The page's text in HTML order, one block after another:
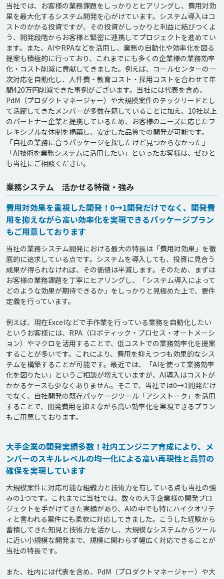
当社では、お客様の業務課題をしっかりとヒアリングし、費用対効
果を最大化するシステム開発を心がけています。システム導入はコ
ストのかかる投資ですが、その投資がしっかりと利益に結びつくよ
う、開発段階からお客様と緊密に連携してプロジェクトを進めてい
ます。また、AIやRPAなどを活用し、業務の自動化や効率化を図る
提案も積極的に行っており、これまでにも多くの企業様の業務効率
化・コスト削減に貢献してきました。例えば、コールセンターの一
次対応を自動化し、人件費・教育コスト・採用コストを合わせて年
間420万円削減できた事例がございます。当社には代表を含め、
PdM（プロダクトマネージャー）や大規模案件のテックリードとし
て活躍してきたメンバーが多数在籍していることに加え、10社以上
のパートナー企業と提携しているため、お客様のニーズに応じたフ
レキシブルな体制を構築し、安定した品質での開発が可能です。
「自社の業務に合うパッケージを探したけど見つからなかった」
「AI技術を業務システムに活用したい」といったお客様は、ぜひと
業務システム 活かせる特徴・強み
費用対効果を重視した開発！0→1開発だけでなく、開発費
用を抑えながら高い効率化を実現できるパッケージプラン
もご用意しております
当社の業務システム開発における最大の特長は「費用対効果」を徹
底的に追求している点です。システムを導入しても、投資に見合う
成果が得られなければ、その価値は半減します。そのため、まずは
お客様の業務課題を丁寧にヒアリングし、「システム導入によって
どのような効果が期待できるか」をしっかりと見極めた上で、要件
定義を行っています。
例えば、現在Excelなどで手作業を行っている業務を自動化したい
というお客様には、RPA（ロボティック・プロセス・オートメーシ
ョン）やマクロを活用することで、低コストでの業務効率化を提案
することが多いです。これにより、費用を抑えつつも効果的なシス
テムを構築することが可能です。最近では、「AIを使って業務効率
化を図りたい」というご相談が増えていますが、AI導入はコストが
かかるケースも少なくありません。そこで、当社では0→1開発だけ
でなく、自社開発の既存パッケージツール「アシストーク」を活用
することで、開発費用を抑えながら高い効率化を実現できるプラン
大手企業の開発実績多数！社内エンジニア育成により、メ
ンバーのスキルレベルの均一化による高い再現性と品質の
確保を実現しています
大規模案件に対応可能な組織力と技術力を有している点も当社の強
みの1つです。これまでに当社では、数々の大手企業様の開発プロ
ジェクトを手がけてきた実績があり、AIの中でも特にハイクオリテ
ィと言われる案件にも柔軟に対応してきました。こうした経験から
蓄積してきた知見と技術力を活かし、大規模なシステムからツール
に近い小規模な開発まで、規模に関わらず幅広く対応できることが
当社の特長です。
また、社内には代表を含め、PdM（プロダクトマネージャー）や大